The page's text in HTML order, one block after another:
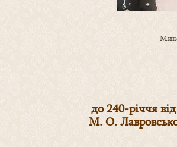
до 240-річчя
М. О.